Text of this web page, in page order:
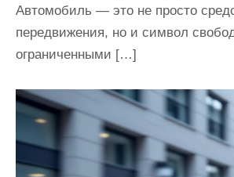
Автомобиль — это не просто
передвижения, но и символ
ограниченными […]